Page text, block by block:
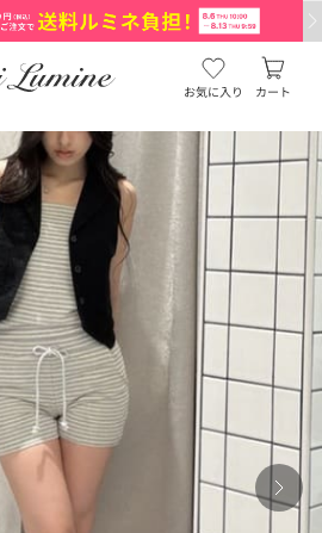
お気に入り カート